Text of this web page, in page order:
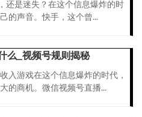
还是迷失？在这个信息爆炸的时
的声音。快手，这个曾...
么_视频号规则揭秘
入游戏在这个信息爆炸的时代，
的商机。微信视频号直播...